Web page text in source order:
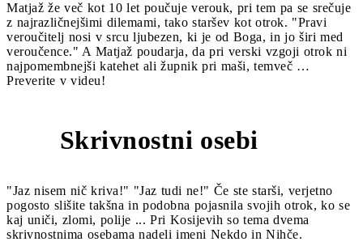
Matjaž že več kot 10 let poučuje verouk, pri tem pa se srečuje
z najrazličnejšimi dilemami, tako staršev kot otrok. "Pravi
veroučitelj nosi v srcu ljubezen, ki je od Boga, in jo širi med
veroučence." A Matjaž poudarja, da pri verski vzgoji otrok ni
najpomembnejši katehet ali župnik pri maši, temveč …
Preverite v videu!
Skrivnostni osebi
"Jaz nisem nič kriva!" "Jaz tudi ne!" Če ste starši, verjetno
pogosto slišite takšna in podobna pojasnila svojih otrok, ko se
kaj uniči, zlomi, polije ... Pri Kosijevih so tema dvema
skrivnostnima osebama nadeli imeni Nekdo in Nihče.